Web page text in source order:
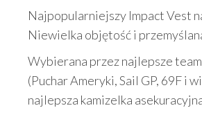
Najpopularniejszy Impact Vest
Niewielka objętość i
Wybierana przez najlepsze
(Puchar Ameryki, Sail GP, 69F i
najlepsza kamizelka